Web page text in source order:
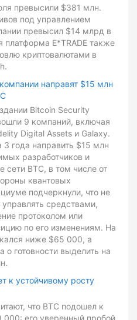
превысили $381 млн.
под управлением
превысил $14 млрд в
платформа E*TRADE также
криптовалютами в
направят $15 млн
Bitcoin Security
9 компаний, включая
Digital Assets и Galaxy.
3 года направить $15 млн
разработчиков и
сети BTC, в том числе от
квантовых
подчеркнули, что не
средствами,
протоколом или
по его изменениям. На
ниже $65 000, а
о готовности выделить на
к устойчивому росту
что BTC подошел к